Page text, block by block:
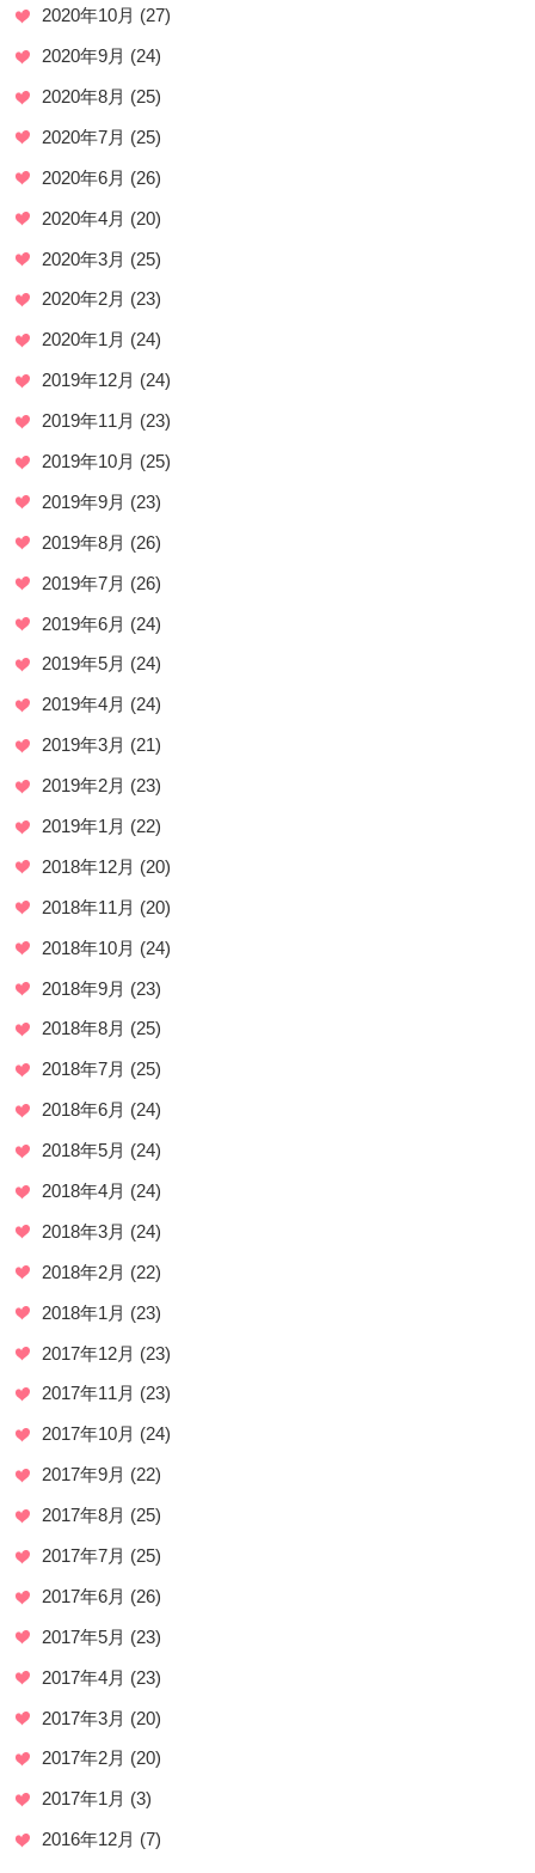
2020年10月 (27)
2020年9月 (24)
2020年8月 (25)
2020年7月 (25)
2020年6月 (26)
2020年4月 (20)
2020年3月 (25)
2020年2月 (23)
2020年1月 (24)
2019年12月 (24)
2019年11月 (23)
2019年10月 (25)
2019年9月 (23)
2019年8月 (26)
2019年7月 (26)
2019年6月 (24)
2019年5月 (24)
2019年4月 (24)
2019年3月 (21)
2019年2月 (23)
2019年1月 (22)
2018年12月 (20)
2018年11月 (20)
2018年10月 (24)
2018年9月 (23)
2018年8月 (25)
2018年7月 (25)
2018年6月 (24)
2018年5月 (24)
2018年4月 (24)
2018年3月 (24)
2018年2月 (22)
2018年1月 (23)
2017年12月 (23)
2017年11月 (23)
2017年10月 (24)
2017年9月 (22)
2017年8月 (25)
2017年7月 (25)
2017年6月 (26)
2017年5月 (23)
2017年4月 (23)
2017年3月 (20)
2017年2月 (20)
2017年1月 (3)
2016年12月 (7)